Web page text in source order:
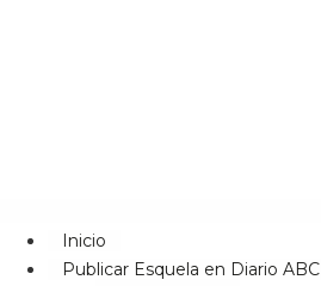
Inicio
Publicar Esquela en Diario ABC